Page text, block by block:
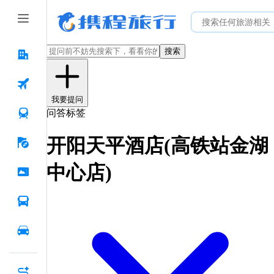
搜索
我要提问
问答标签
开阳天平酒店(高铁站金湖
中心店)